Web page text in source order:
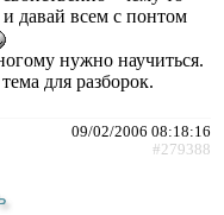
давай всем с понтом
нужно научиться.
для разборок.
09/02/2006 08:18:16
#279388